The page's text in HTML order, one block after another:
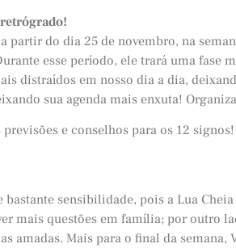
partir do dia 25 de novembro, na
esse período, ele trará uma fase
distraídos em nosso dia a dia,
sua agenda mais enxuta!
e conselhos para os 12
bastante sensibilidade, pois a Lua
mais questões em família; por outro
amadas. Mais para o final da